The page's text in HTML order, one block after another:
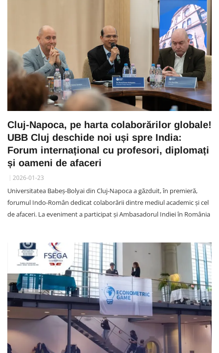
Cluj-Napoca, pe harta colaborărilor globale!
UBB Cluj deschide noi uși spre India:
Forum internațional cu profesori, diplomați
și oameni de afaceri
2026-01-23
Universitatea Babeș-Bolyai din Cluj-Napoca a găzduit, în premieră,
forumul Indo-Român dedicat colaborării dintre mediul academic și cel
de afaceri. La eveniment a participat și Ambasadorul Indiei în România